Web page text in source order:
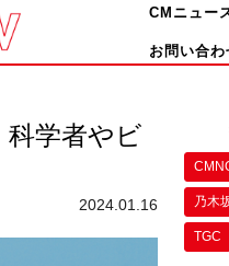
CMニュー
お問い合わ
科学者やビ
2024.01.16 乃木
TGC